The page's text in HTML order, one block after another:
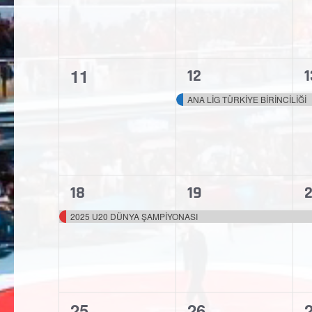
0
11
1
etkinlik,
12
ANA LİG TÜRKİYE BİRİNCİLİĞİ
1
1
etkinlik,
18
2025 U20 DÜNYA ŞAMPİYONASI
1
etkinlik,
19
1